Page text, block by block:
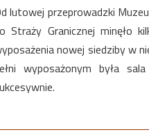
lutowej przeprowadzki
Straży Granicznej minęło
nowej siedziby w
wyposażonym była